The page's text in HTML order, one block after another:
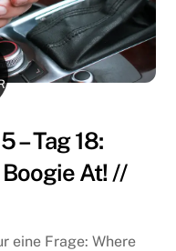
– Tag 18:
Boogie At! //
eine Frage: Where